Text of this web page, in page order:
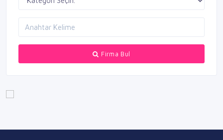
Firma Bul